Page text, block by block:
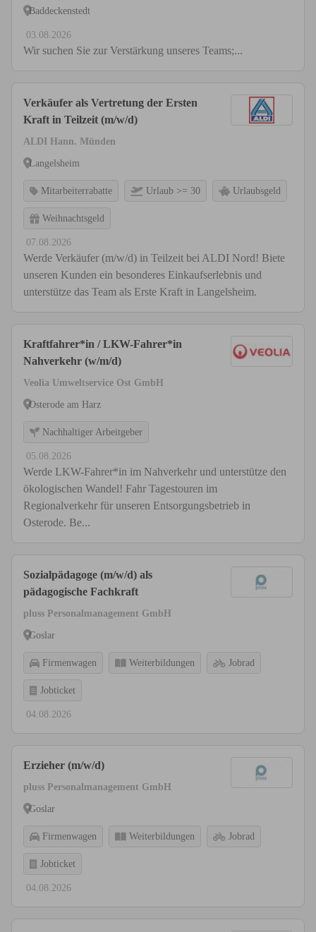
Baddeckenstedt
03.08.2026
Wir suchen Sie zur Verstärkung unseres Teams;...
Verkäufer als Vertretung der Ersten
Kraft in Teilzeit (m/w/d)
ALDI Hann. Münden
Langelsheim
Mitarbeiterrabatte Urlaub >= 30 Urlaubsgeld
Weihnachtsgeld
07.08.2026
Werde Verkäufer (m/w/d) in Teilzeit bei ALDI Nord! Biete
unseren Kunden ein besonderes Einkaufserlebnis und
unterstütze das Team als Erste Kraft in Langelsheim.
Kraftfahrer*in / LKW-Fahrer*in
Nahverkehr (w/m/d)
Veolia Umweltservice Ost GmbH
Osterode am Harz
Nachhaltiger Arbeitgeber
05.08.2026
Werde LKW-Fahrer*in im Nahverkehr und unterstütze den
ökologischen Wandel! Fahr Tagestouren im
Regionalverkehr für unseren Entsorgungsbetrieb in
Osterode. Be...
Sozialpädagoge (m/w/d) als
pädagogische Fachkraft
pluss Personalmanagement GmbH
Goslar
Firmenwagen Weiterbildungen Jobrad
Jobticket
04.08.2026
Erzieher (m/w/d)
pluss Personalmanagement GmbH
Goslar
Firmenwagen Weiterbildungen Jobrad
Jobticket
04.08.2026